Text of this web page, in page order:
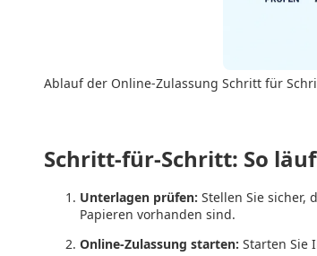
Ablauf der Online-Zulassung Schritt für
Schritt-für-Schritt: So
Unterlagen prüfen: Stellen Sie sicher,
Papieren vorhanden sind.
Online-Zulassung starten: Starten Sie